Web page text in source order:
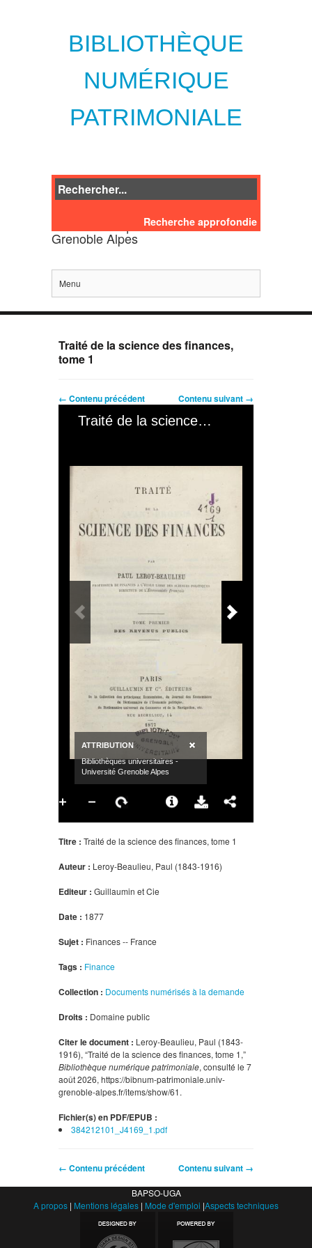
BIBLIOTHÈQUE
NUMÉRIQUE
PATRIMONIALE
des bibliothèques de l'Université
Grenoble Alpes
Recherche approfondie
Menu
Traité de la science des finances,
tome 1
← Contenu précédent Contenu suivant →
Titre : Traité de la science des finances, tome 1
Auteur : Leroy-Beaulieu, Paul (1843-1916)
Editeur : Guillaumin et Cie
Date : 1877
Sujet : Finances -- France
Tags : Finance
Collection : Documents numérisés à la demande
Droits : Domaine public
Citer le document : Leroy-Beaulieu, Paul (1843-
1916), “Traité de la science des finances, tome 1,”
Bibliothèque numérique patrimoniale, consulté le 7
août 2026, https://bibnum-patrimoniale.univ-
grenoble-alpes.fr/items/show/61.
Fichier(s) en PDF/EPUB :
384212101_J4169_1.pdf
← Contenu précédent Contenu suivant →
BAPSO-UGA
A propos | Mentions légales | Mode d'emploi |Aspects techniques